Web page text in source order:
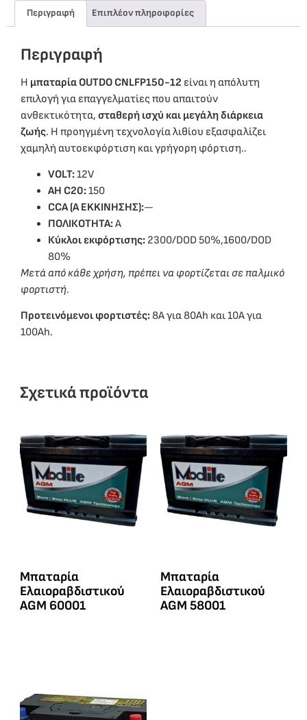
Περιγραφή Επιπλέον πληροφορίες
Περιγραφή
Η μπαταρία OUTDO CNLFP150-12 είναι η απόλυτη
επιλογή για επαγγελματίες που απαιτούν
ανθεκτικότητα, σταθερή ισχύ και μεγάλη διάρκεια
ζωής. Η προηγμένη τεχνολογία λιθίου εξασφαλίζει
χαμηλή αυτοεκφόρτιση και γρήγορη φόρτιση..
VOLT:12V
ΑΗ C20:150
CCA (A EKKINHΣΗΣ):—
ΠΟΛΙΚΟΤΗΤΑ:Α
Κύκλοι εκφόρτισης: 2300/DOD 50%,1600/DOD
80%
Μετά από κάθε χρήση, πρέπει να φορτίζεται σε παλμικό
φορτιστή.
Προτεινόμενοι φορτιστές: 8A για 80Ah και 10A για
100Ah.
Σχετικά προϊόντα
Μπαταρία
Ελαιοραβδιστικού
AGM 60001
Μπαταρία
Ελαιοραβδιστικού
AGM 58001